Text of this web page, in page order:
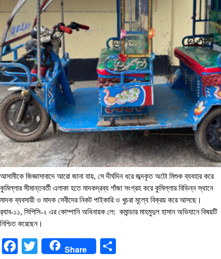
আসামীকে জিজ্ঞাসাবাদে আরো জানা যায়, সে দীর্ঘদিন ধরে জব্দকৃত অটো মিশুক ব্যবহার করে
কুমিল্লার সীমান্তবর্তী এলাকা হতে মাদকদ্রব্য গাঁজা সংগ্রহ করে কুমিল্লার বিভিন্ন স্থানে
মাদক ব্যবসায়ী ও মাদক সেবীদের নিকট পাইকারি ও খুচরা মূল্যে বিক্রয় করে আসছে।
র‌্যাব-১১, সিপিসি-২ এর কোম্পানি অধিনায়ক লে: কমান্ডার মাহমুদুল হাসান অভিযানে বিষয়টি
নিশ্চিত করেছেন।
FacebookTwitter Share